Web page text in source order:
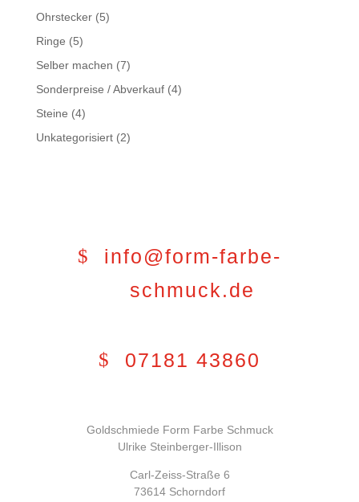
Ohrstecker(5)
Ringe (5)
Selber machen (7)
Sonderpreise / Abverkauf(4)
Steine (4)
Unkategorisiert(2)
info@form-farbe-
schmuck.de
07181 43860
Goldschmiede Form Farbe Schmuck
Ulrike Steinberger-Illison
Carl-Zeiss-Straße 6
73614 Schorndorf